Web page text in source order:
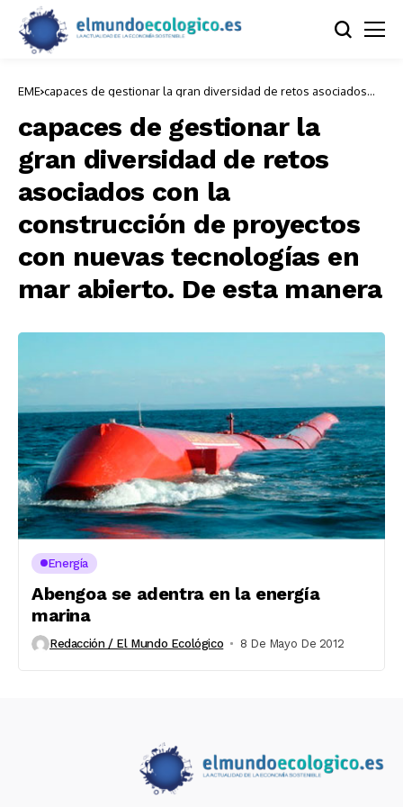
EME capaces de gestionar la gran diversidad de retos asociados
mar abierto. De esta manera
capaces de gestionar la
gran diversidad de retos
asociados con la
construcción de proyectos
con nuevas tecnologías en
mar abierto. De esta manera
Energía
Abengoa se adentra en la energía
marina
Redacción / El Mundo Ecológico 8 De Mayo De 2012